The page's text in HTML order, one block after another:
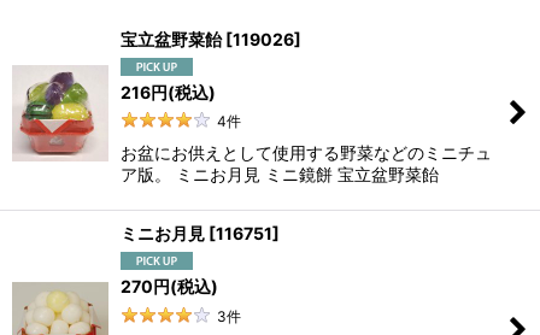
並び順
絞り込む
宝立盆野菜飴 [119026]
216円(税込)
4件
お盆にお供えとして使用する野菜などのミニチュ
ア版。 ミニお月見 ミニ鏡餅 宝立盆野菜飴
ミニお月見 [116751]
270円(税込)
3件